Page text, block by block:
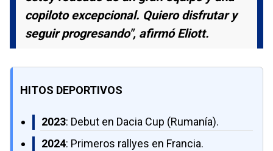
copiloto excepcional. Quiero disfrutar y
seguir progresando", afirmó Eliott.
HITOS DEPORTIVOS
2023: Debut en Dacia Cup (Rumanía).
2024: Primeros rallyes en Francia.